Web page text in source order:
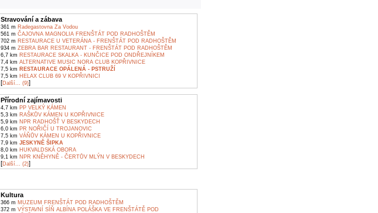
Stravování a zábava
361 m Radegastovna Za Vodou
561 m ČAJOVNA MAGNOLIA FRENŠTÁT POD RADHOŠTĚM
702 m RESTAURACE U VETERÁNA - FRENŠTÁT POD RADHOŠTĚM
934 m ZEBRA BAR RESTAURANT - FRENŠTÁT POD RADHOŠTĚM
6,7 km RESTAURACE SKALKA - KUNČICE POD ONDŘEJNÍKEM
7,4 km ALTERNATIVE MUSIC NORA CLUB KOPŘIVNICE
7,5 km RESTAURACE OPÁLENÁ - PSTRUŽÍ
7,5 km HELAX CLUB 69 V KOPŘIVNICI
[Další... (9)]
Přírodní zajímavosti
4,7 km PP VELKÝ KÁMEN
5,3 km RAŠKŮV KÁMEN U KOPŘIVNICE
5,9 km NPR RADHOŠŤ V BESKYDECH
6,0 km PR NOŘIČÍ U TROJANOVIC
7,5 km VÁŇŮV KÁMEN U KOPŘIVNICE
7,9 km JESKYNĚ ŠIPKA
8,0 km HUKVALDSKÁ OBORA
9,1 km NPR KNĚHYNĚ - ČERTŮV MLÝN V BESKYDECH
[Další... (2)]
Kultura
366 m MUZEUM FRENŠTÁT POD RADHOŠTĚM
372 m VÝSTAVNÍ SÍŇ ALBÍNA POLÁŠKA VE FRENŠTÁTĚ POD